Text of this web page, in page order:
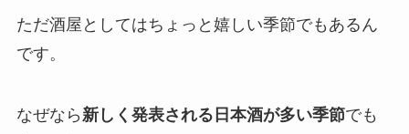
ただ酒屋としてはちょっと嬉しい季節でもあるん
です。
なぜなら新しく発表される日本酒が多い季節でも